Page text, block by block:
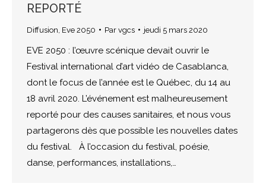
REPORTÉ
Diffusion Eve 2050 Par vgcs jeudi 5 mars 2020
EVE 2050 : l’œuvre scénique devait ouvrir le
Festival international d’art vidéo de Casablanca,
dont le focus de l’année est le Québec, du 14 au
18 avril 2020. L’événement est malheureusement
reporté pour des causes sanitaires, et nous vous
partagerons dès que possible les nouvelles dates
du festival. À l’occasion du festival, poésie,
danse, performances, installations,…